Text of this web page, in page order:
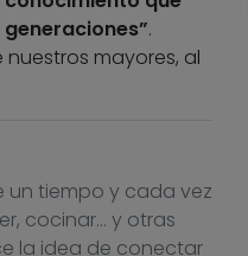
.
mayores, al
un tiempo y cada vez
cocinar… y otras
la idea de conectar